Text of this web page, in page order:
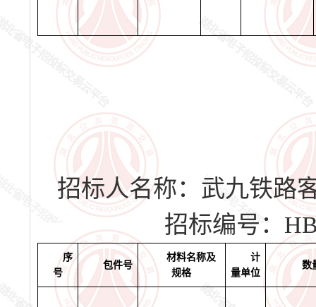
招标人名称： 武九铁路
招标编号：
序
号
包件号
材料名称及
规格
计
量单位
数